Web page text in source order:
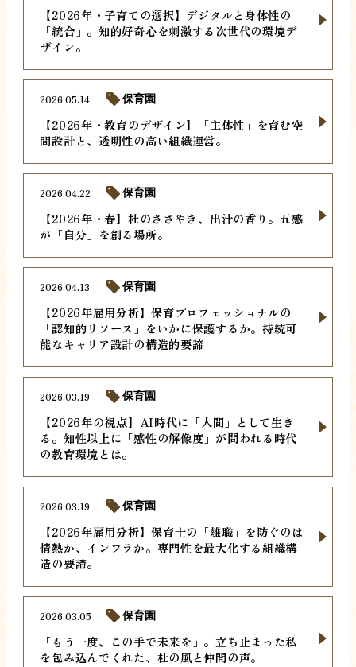
【2026年・子育ての選択】デジタルと身体性の
「統合」。知的好奇心を刺激する次世代の環境デ
ザイン。
【2026年・教育のデザイン】「主体性」を育む空
間設計と、透明性の高い組織運営。
2026.05.14 保育園
【2026年・春】杜のささやき、出汁の香り。五感
が「自分」を創る場所。
2026.04.22 保育園
【2026年雇用分析】保育プロフェッショナルの
「認知的リソース」をいかに保護するか。持続可
能なキャリア設計の構造的要諦
2026.04.13 保育園
【2026年の視点】AI時代に「人間」として生き
る。知性以上に「感性の解像度」が問われる時代
の教育環境とは。
2026.03.19 保育園
【2026年雇用分析】保育士の「離職」を防ぐのは
情熱か、インフラか。専門性を最大化する組織構
造の要諦。
2026.03.19 保育園
「もう一度、この手で未来を」。立ち止まった私
を包み込んでくれた、杜の風と仲間の声。
2026.03.05 保育園